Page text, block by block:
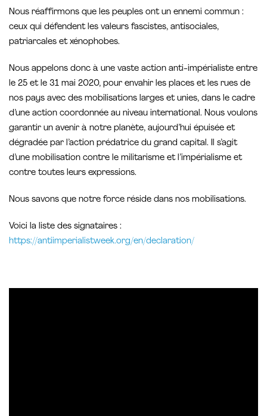
Nous réaffirmons que les peuples ont un ennemi commun :
ceux qui défendent les valeurs fascistes, antisociales,
patriarcales et xénophobes.
Nous appelons donc à une vaste action anti-impérialiste entre
le 25 et le 31 mai 2020, pour envahir les places et les rues de
nos pays avec des mobilisations larges et unies, dans le cadre
d’une action coordonnée au niveau international. Nous voulons
garantir un avenir à notre planète, aujourd’hui épuisée et
dégradée par l’action prédatrice du grand capital. Il s’agit
d’une mobilisation contre le militarisme et l’impérialisme et
contre toutes leurs expressions.
Nous savons que notre force réside dans nos mobilisations.
Voici la liste des signataires :
https://antiimperialistweek.org/en/declaration/